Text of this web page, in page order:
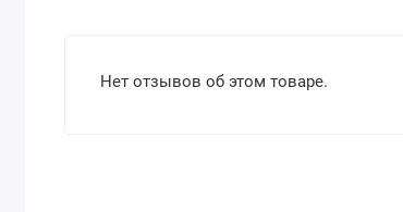
Нет отзывов об этом товаре.